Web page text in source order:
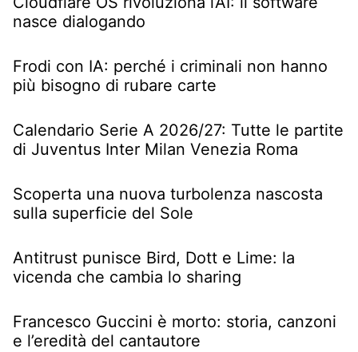
nasce dialogando
Frodi con IA: perché i criminali non hanno
più bisogno di rubare carte
Calendario Serie A 2026/27: Tutte le partite
di Juventus Inter Milan Venezia Roma
Scoperta una nuova turbolenza nascosta
sulla superficie del Sole
Antitrust punisce Bird, Dott e Lime: la
vicenda che cambia lo sharing
Francesco Guccini è morto: storia, canzoni
e l’eredità del cantautore